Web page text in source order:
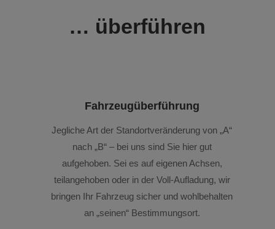
… überführen
Fahrzeugüberführung
Jegliche Art der Standortveränderung von „A“
nach „B“ – bei uns sind Sie hier gut
aufgehoben. Sei es auf eigenen Achsen,
teilangehoben oder in der Voll-Aufladung, wir
bringen Ihr Fahrzeug sicher und wohlbehalten
an „seinen“ Bestimmungsort.